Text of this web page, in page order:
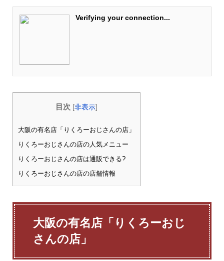
Verifying your connection...
目次 [非表示]
大阪の有名店「りくろーおじさんの店」
りくろーおじさんの店の人気メニュー
りくろーおじさんの店は通販できる?
りくろーおじさんの店の店舗情報
大阪の有名店「りくろーおじ
さんの店」